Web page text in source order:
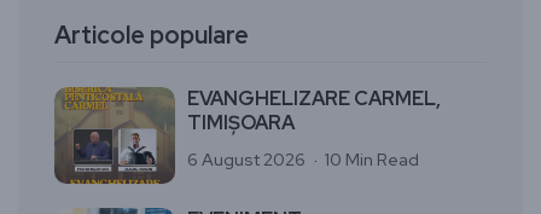
Articole populare
EVANGHELIZARE CARMEL,
TIMIȘOARA
6 August 2026 10 Min Read